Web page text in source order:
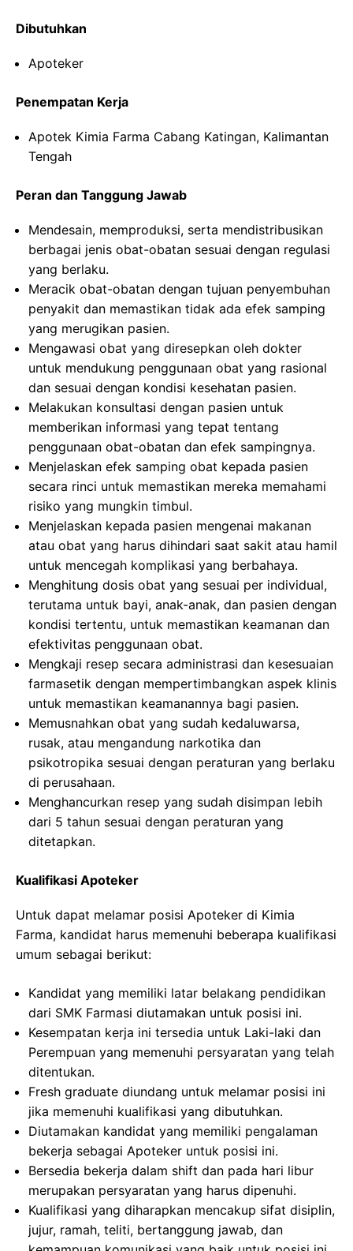
Dibutuhkan
Apoteker
Penempatan Kerja
Apotek Kimia Farma Cabang Katingan, Kalimantan
Tengah
Peran dan Tanggung Jawab
Mendesain, memproduksi, serta mendistribusikan
berbagai jenis obat-obatan sesuai dengan regulasi
yang berlaku.
Meracik obat-obatan dengan tujuan penyembuhan
penyakit dan memastikan tidak ada efek samping
yang merugikan pasien.
Mengawasi obat yang diresepkan oleh dokter
untuk mendukung penggunaan obat yang rasional
dan sesuai dengan kondisi kesehatan pasien.
Melakukan konsultasi dengan pasien untuk
memberikan informasi yang tepat tentang
penggunaan obat-obatan dan efek sampingnya.
Menjelaskan efek samping obat kepada pasien
secara rinci untuk memastikan mereka memahami
risiko yang mungkin timbul.
Menjelaskan kepada pasien mengenai makanan
atau obat yang harus dihindari saat sakit atau hamil
untuk mencegah komplikasi yang berbahaya.
Menghitung dosis obat yang sesuai per individual,
terutama untuk bayi, anak-anak, dan pasien dengan
kondisi tertentu, untuk memastikan keamanan dan
efektivitas penggunaan obat.
Mengkaji resep secara administrasi dan kesesuaian
farmasetik dengan mempertimbangkan aspek klinis
untuk memastikan keamanannya bagi pasien.
Memusnahkan obat yang sudah kedaluwarsa,
rusak, atau mengandung narkotika dan
psikotropika sesuai dengan peraturan yang berlaku
di perusahaan.
Menghancurkan resep yang sudah disimpan lebih
dari 5 tahun sesuai dengan peraturan yang
ditetapkan.
Kualifikasi Apoteker
Untuk dapat melamar posisi Apoteker di Kimia
Farma, kandidat harus memenuhi beberapa kualifikasi
umum sebagai berikut:
Kandidat yang memiliki latar belakang pendidikan
dari SMK Farmasi diutamakan untuk posisi ini.
Kesempatan kerja ini tersedia untuk Laki-laki dan
Perempuan yang memenuhi persyaratan yang telah
ditentukan.
Fresh graduate diundang untuk melamar posisi ini
jika memenuhi kualifikasi yang dibutuhkan.
Diutamakan kandidat yang memiliki pengalaman
bekerja sebagai Apoteker untuk posisi ini.
Bersedia bekerja dalam shift dan pada hari libur
merupakan persyaratan yang harus dipenuhi.
Kualifikasi yang diharapkan mencakup sifat disiplin,
jujur, ramah, teliti, bertanggung jawab, dan